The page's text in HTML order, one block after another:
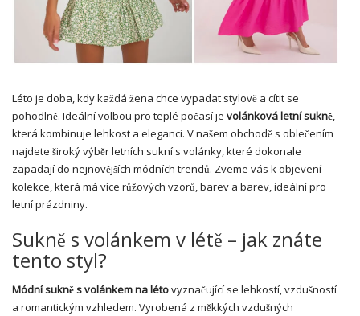
Léto je doba, kdy každá žena chce vypadat stylově a cítit se
pohodlně. Ideální volbou pro teplé počasí je volánková letní sukně,
která kombinuje lehkost a eleganci. V našem obchodě s oblečením
najdete široký výběr letních sukní s volánky, které dokonale
zapadají do nejnovějších módních trendů. Zveme vás k objevení
kolekce, která má více růžových vzorů, barev a barev, ideální pro
letní prázdniny.
Sukně s volánkem v létě – jak znáte
tento styl?
Módní sukně s volánkem na létovyznačující se lehkostí, vzdušností
a romantickým vzhledem. Vyrobená z měkkých vzdušných